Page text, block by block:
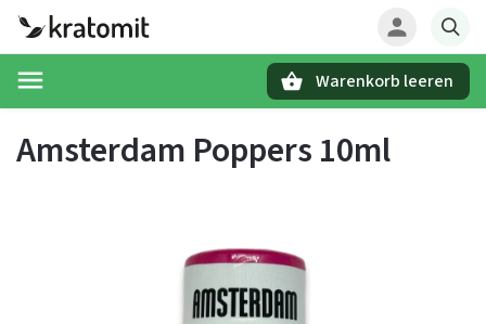
Warenkorb leeren
Amsterdam Poppers 10ml